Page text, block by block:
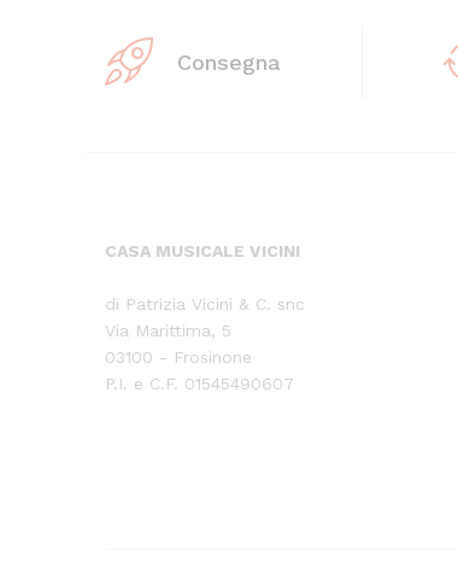
Consegna
CASA MUSICALE VICINI
di Patrizia Vicini & C. snc
Via Marittima, 5
03100 - Frosinone
P.I. e C.F. 01545490607